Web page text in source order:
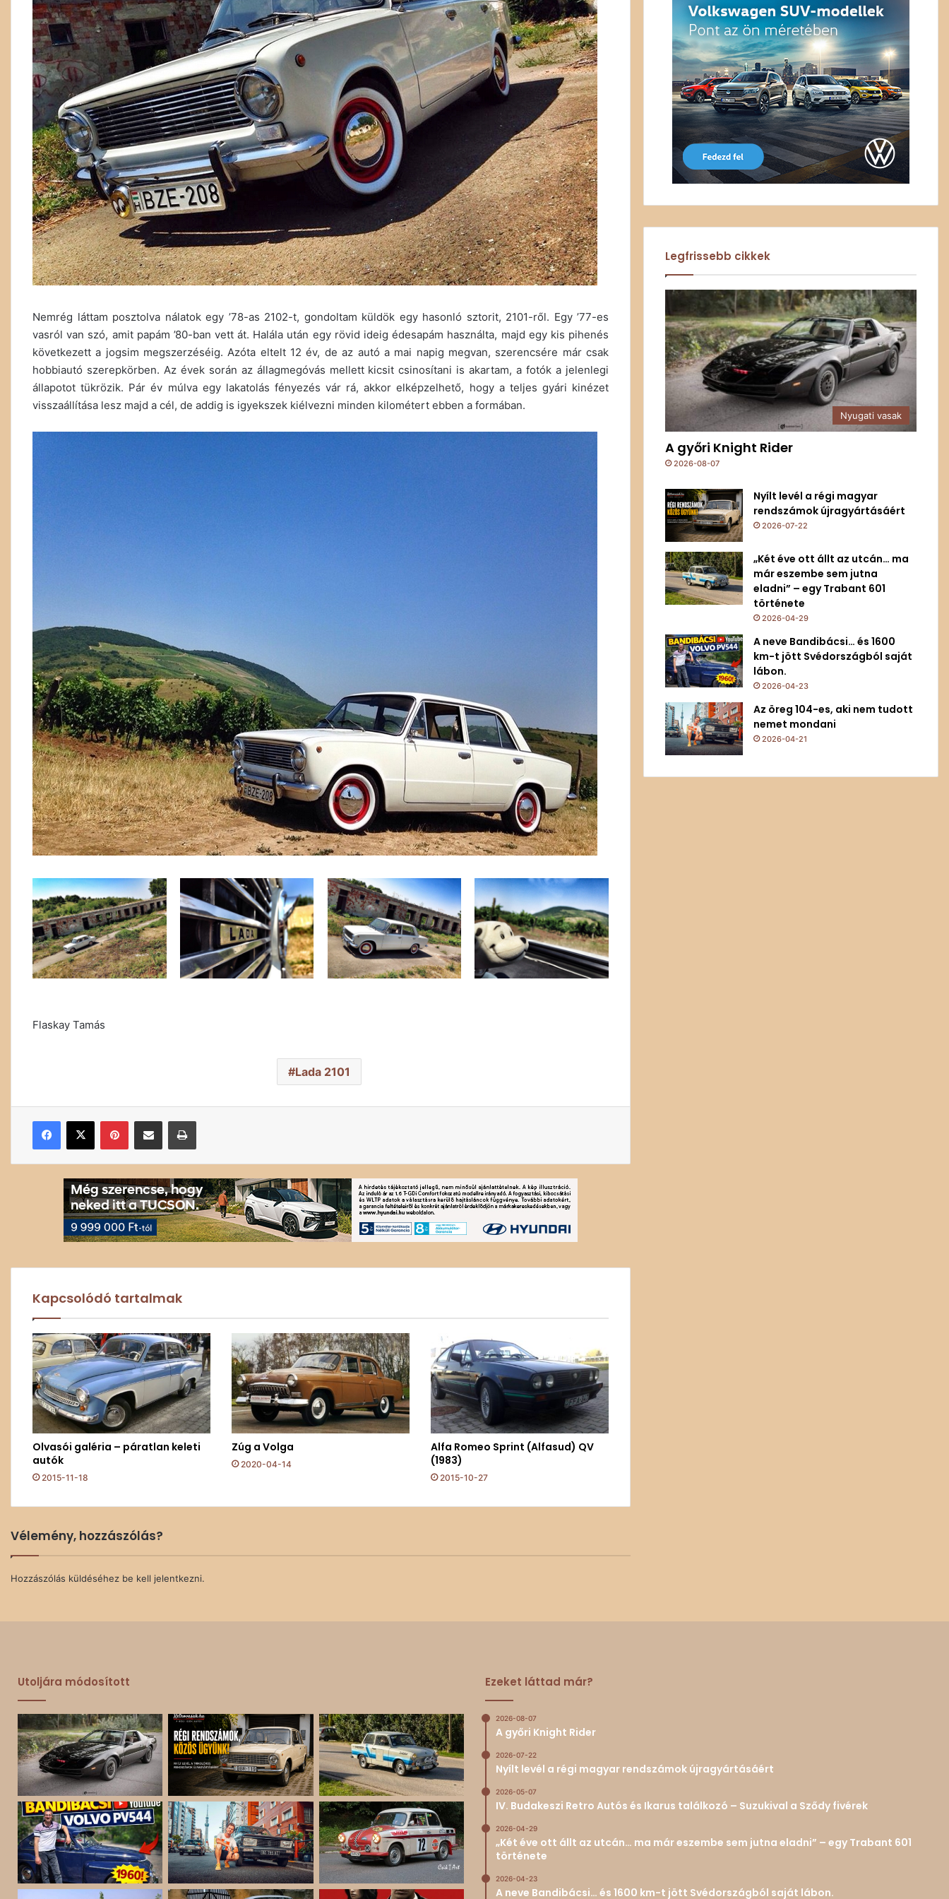
Nemrég láttam posztolva nálatok egy ’78-as 2102-t, gondoltam küldök egy hasonló sztorit, 2101-ről. Egy ’77-es
vasról van szó, amit papám ’80-ban vett át. Halála után egy rövid ideig édesapám használta, majd egy kis pihenés
következett a jogsim megszerzéséig. Azóta eltelt 12 év, de az autó a mai napig megvan, szerencsére már csak
hobbiautó szerepkörben. Az évek során az állagmegóvás mellett kicsit csinosítani is akartam, a fotók a jelenlegi
állapotot tükrözik. Pár év múlva egy lakatolás fényezés vár rá, akkor elképzelhető, hogy a teljes gyári kinézet
visszaállítása lesz majd a cél, de addig is igyekszek kiélvezni minden kilométert ebben a formában.
Flaskay Tamás
Lada 2101
Facebook
X PinterestMegosztás email-ben Nyomtatás
Kapcsolódó tartalmak
Olvasói galéria – páratlan keleti
autók
2015-11-18
Zúg a Volga
2020-04-14
Alfa Romeo Sprint (Alfasud) QV
(1983)
2015-10-27
Vélemény, hozzászólás?
Hozzászólás küldéséhez be kell jelentkezni.
Legfrissebb cikkek
Nyugati vasak
A győri Knight Rider
2026-08-07
Nyílt levél a régi magyar
rendszámok újragyártásáért
2026-07-22
„Két éve ott állt az utcán… ma
már eszembe sem jutna
eladni” – egy Trabant 601
története
2026-04-29
A neve Bandibácsi… és 1600
km-t jött Svédországból saját
lábon.
2026-04-23
Az öreg 104-es, aki nem tudott
nemet mondani
2026-04-21
Utoljára módosított Ezeket láttad már?
2026-08-07
A győri Knight Rider
2026-07-22
Nyílt levél a régi magyar rendszámok újragyártásáért
2026-05-07
IV. Budakeszi Retro Autós és Ikarus találkozó – Suzukival a Sződy fivérek
2026-04-29
„Két éve ott állt az utcán… ma már eszembe sem jutna eladni” – egy Trabant 601
története
2026-04-23
A neve Bandibácsi… és 1600 km-t jött Svédországból saját lábon.